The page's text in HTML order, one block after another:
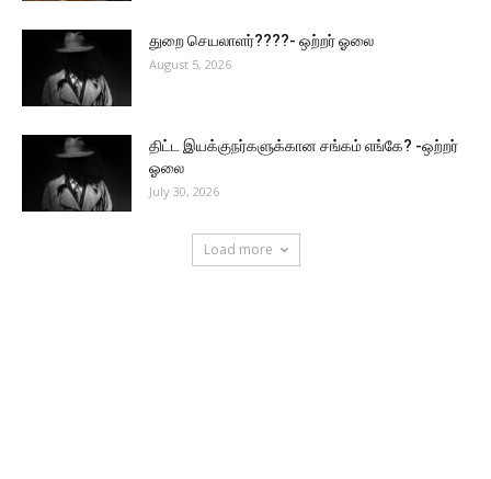
துறை செயலாளர்????- ஒற்றர் ஓலை
August 5, 2026
திட்ட இயக்குநர்களுக்கான சங்கம் எங்கே? -ஒற்றர்
ஓலை
July 30, 2026
Load more